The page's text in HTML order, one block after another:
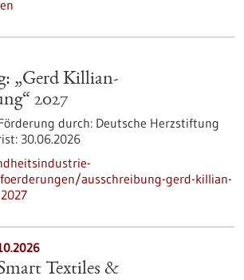
„Gerd Killian-
2027
durch: Deutsche Herzstiftung
30.06.2026
ausschreibung-gerd-killian-
Textiles &